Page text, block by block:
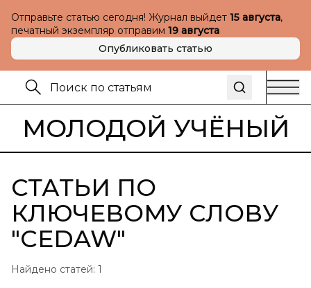
Отправьте статью сегодня! Журнал выйдет 15 августа,
печатный экземпляр отправим 19 августа
Опубликовать статью
МОЛОДОЙ УЧЁНЫЙ
СТАТЬИ ПО
КЛЮЧЕВОМУ СЛОВУ
"CEDAW"
Найдено статей: 1